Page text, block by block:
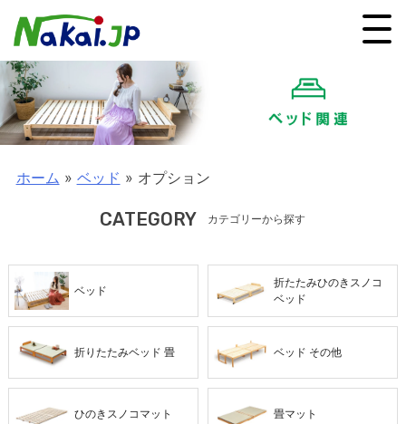
ホーム » ベッド » オプション
CATEGORY カテゴリーから探す
ベッド
折たたみひのきスノコ
ベッド
折りたたみベッド 畳 ベッド その他
ひのきスノコマット 畳マット